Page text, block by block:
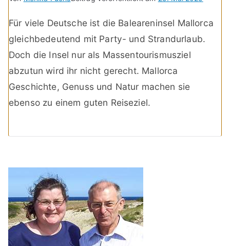
Für viele Deutsche ist die Baleareninsel Mallorca
gleichbedeutend mit Party- und Strandurlaub.
Doch die Insel nur als Massentourismusziel
abzutun wird ihr nicht gerecht. Mallorca
Geschichte, Genuss und Natur machen sie
ebenso zu einem guten Reiseziel.